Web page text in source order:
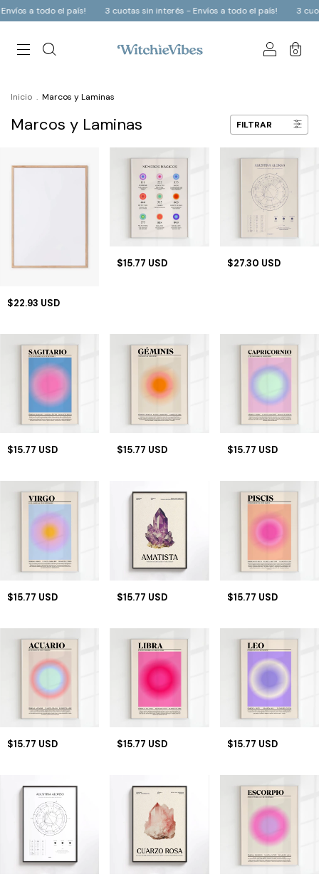
a todo el país! 3 cuotas sin interés - Envíos a todo el país! 3
0
Inicio . Marcos y Laminas
Marcos y Laminas FILTRAR
$22.93 USD
$15.77 USD $27.30 USD
$15.77 USD $15.77 USD $15.77 USD
$15.77 USD $15.77 USD $15.77 USD
$15.77 USD $15.77 USD $15.77 USD